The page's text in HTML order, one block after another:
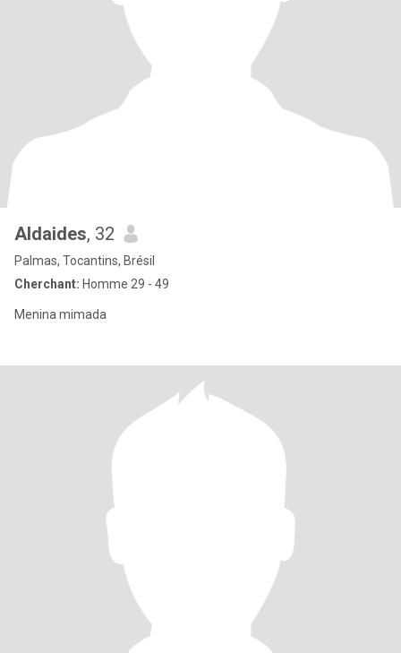
Aldaides, 32
Palmas, Tocantins, Brésil
Cherchant: Homme 29 - 49
Menina mimada